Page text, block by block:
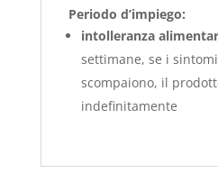
Periodo d’impiego:
intolleranza
settimane, se i
scompaiono, il
indefinitamente